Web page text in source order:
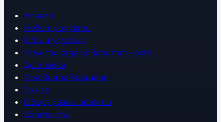
Начало
Нови продукти
Общи условия
Политика за поверителност
Доставка
Условия за връщане
За нас
Оборудвани обекти
Контакти